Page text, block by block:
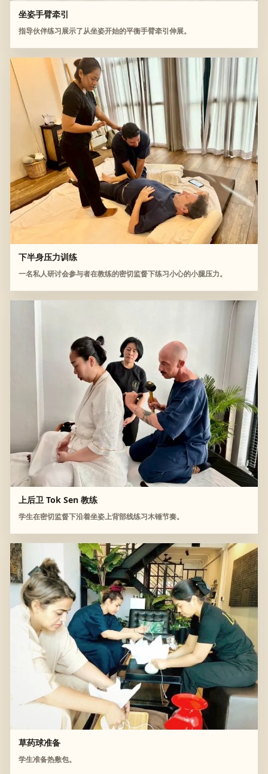
坐姿手臂牵引
指导伙伴练习展示了从坐姿开始的平衡手臂牵引伸展。
下半身压力训练
一名私人研讨会参与者在教练的密切监督下练习小心的小腿压力。
上后卫 Tok Sen 教练
学生在密切监督下沿着坐姿上背部线练习木锤节奏。
草药球准备
学生准备热敷包。